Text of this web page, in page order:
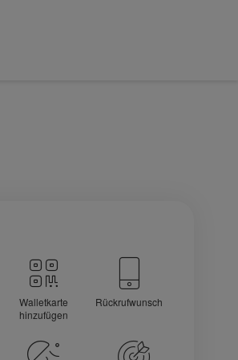
Walletkarte
hinzufügen
Rückrufwunsch